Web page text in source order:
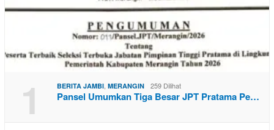
1 BERITA JAMBI MERANGIN 259 Dilihat
Pansel Umumkan Tiga Besar JPT Pratama Pe…